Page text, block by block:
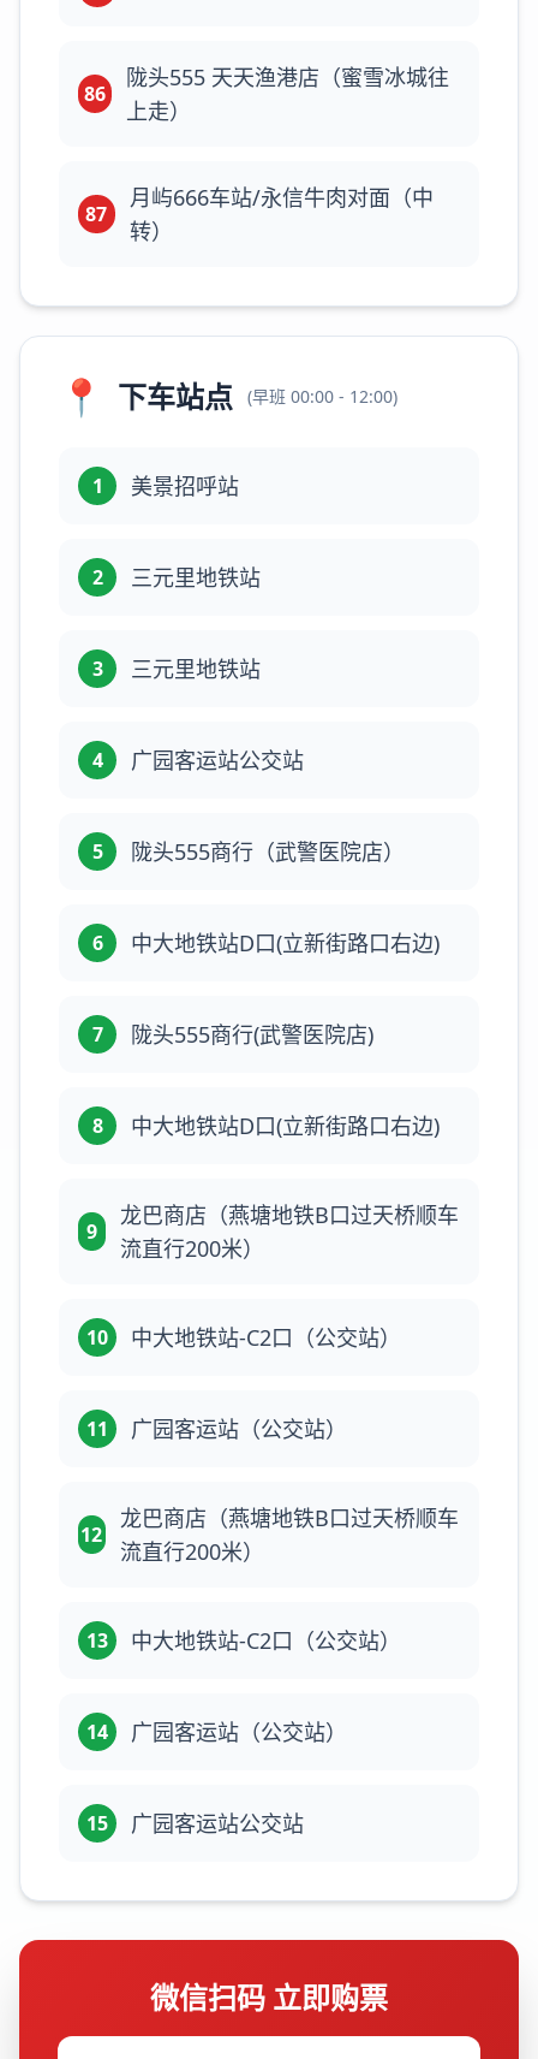
86
陇头555 天天渔港店（蜜雪冰城往
上走）
87
月屿666车站/永信牛肉对面（中
转）
📍 下车站点 (早班 00:00 - 12:00)
1 美景招呼站
2 三元里地铁站
3 三元里地铁站
4 广园客运站公交站
5 陇头555商行（武警医院店）
6 中大地铁站D口(立新街路口右边)
7 陇头555商行(武警医院店)
8 中大地铁站D口(立新街路口右边)
9
龙巴商店（燕塘地铁B口过天桥顺车
流直行200米）
10 中大地铁站-C2口（公交站）
11 广园客运站（公交站）
12
龙巴商店（燕塘地铁B口过天桥顺车
流直行200米）
13 中大地铁站-C2口（公交站）
14 广园客运站（公交站）
15 广园客运站公交站
微信扫码 立即购票